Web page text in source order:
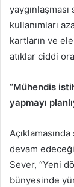
kullanımları
kartların ve
atıklar ciddi
“Mühendis
yapmayı
devam
Sever, “Yeni
bünyesinde